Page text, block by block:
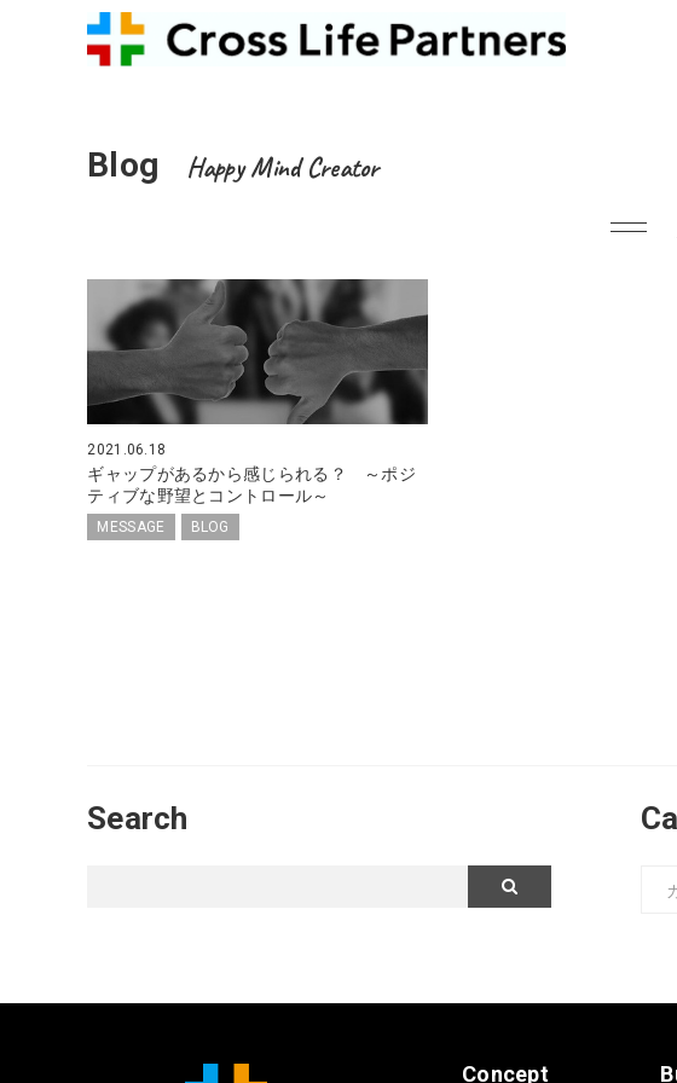
Blog Happy Mind Creator
2021.06.18
ギャップがあるから感じられる？ ～ポジ
ティブな野望とコントロール～
MESSAGE BLOG
Search
Concept